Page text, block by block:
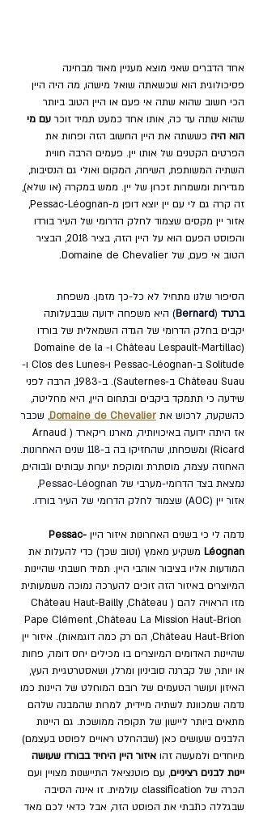
אחד הדברים שאני מוצא מעניין מאוד מבחינה
פסיכולוגית הוא שכשאתה שואל מישהו, מה היה היין
הכי חשוב שהוא שתה אי פעם או היין הטוב ביותר
שהוא שתה עד כה, אותו אחד כמעט תמיד זוכר עם מי
הוא היה כששתה את היין החשוב הזה ופחות את
הפרטים הקטנים של אותו יין. פעמים הרבה חווית
השתיה המשותפת, השיחה, המקום ואולי גם הנסיבות,
מגדירות ומשמרות זכרון של יין. ממש במקרה (או שלא),
זה קרה גם לי עם יין יוצא דופן מ-Pessac-Léognan,
אזור יין מקסים שצמוד לחלק הדרומי של העיר בורדו
והפוסט הפעם הוא על היין הזה, בציר 2018, הבציר
הטוב אי פעם, של Domaine de Chevalier.
הסיפור שלנו מתחיל לא כל-כך מזמן. משפחת
ברנרד (
Bernard) היא משפחה ידועה שבבעלותה
יקבים בחלק הדרומי של הגדה השמאלית של בורדו
(
Château Lespault-Martillac ו-Domaine de la
Solitude ב-Pessac-Léognan ו-
Clos des Lunes ו-
Château Suau ב-Sauternes
). ב-1983, הרבה לפני
שידעה כי תתמקד ביקבים ובתחום היין, היא מחליטה,
כהשקעה, לרכוש את Domaine de Chevalier, שכבר
אז היתה ידועה באיכויותיה, מארנו ריקארד ( Arnaud
Ricard
) ומשפחתו, שהחזיקו בה ב-118 שנים האחרונות.
האחוזה עצמה, מוסתרת ומוקפת יערות עבותים וגבוהים,
נמצאת בצד הדרומי-מערבי של
Pessac-Léognan,
אזור יין (AOC) שצמוד לחלק הדרומי של העיר בורדו.
נדמה לי כי בשנים האחרונות איזור היין Pessac-
Léognan משקיע מאמץ (וטוב שכך) כדי להעלות את
המודעות אליו בציבור אוהבי היין. תמיד חשבתי שהיינות
המיוצרים באיזור הזה זוכים להערכה נמוכה משמעותית
מזו הראויה להם (Château Haut-Bailly ,Château
Pape Clément ,Château La Mission Haut-Brion
,Château Haut-Brion הם רק כמה דוגמאות). איזור יין
שהיינות האדומים המיוצרים בו מכילים יחס דומה, פחות
או יותר, של קברנה סוביניון ומרלו, ושאסטרטגיית העץ,
האיזון ועושר הטעמים של רובם המוחלט של היינות כמו
נדמה שמכוונת לשתיה מיידית, למרות שהמבנה שלהם
מתאים ביותר ליישון של תקופה ממושכת. גם היינות
הלבנים שעושים כאן (שבהחלט ראויים לפוסט בעצמם)
מיוחדים ולמעשה זהו איזור היין היחיד בבורדו שעושה
יינות לבנים רציניים, עם פוטנציאל התיישנות מצויין ועם
הכרה של classification עולמית. זו אינה הסיבה
שבגללה כתבתי את הפוסט הזה, אבל כדאי לכם מאד